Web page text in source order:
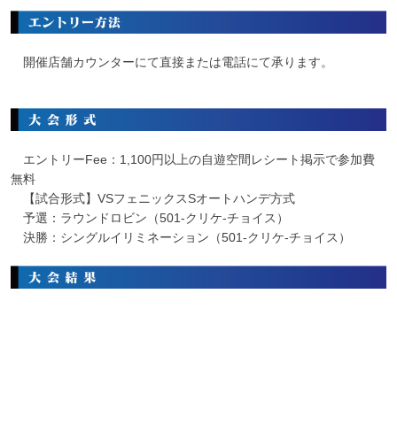
開催店舗カウンターにて直接または電話にて承ります。
エントリーFee：1,100円以上の自遊空間レシート掲示で参加費
無料
【試合形式】VSフェニックスSオートハンデ方式
予選：ラウンドロビン（501-クリケ-チョイス）
決勝：シングルイリミネーション（501-クリケ-チョイス）